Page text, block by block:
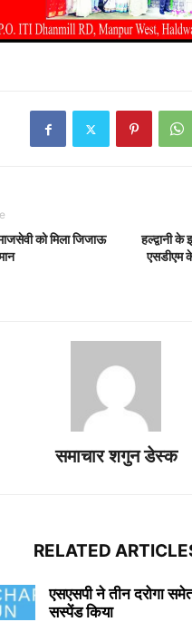
को मिला जिजाऊ
हल्द्वानी के
एसडीएम
समाचार शगुन डेस्क
RELATED
एसएसपी ने तीन दरोगा
सस्पेंड किया